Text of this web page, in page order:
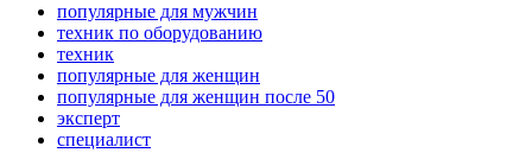
популярные для мужчин
техник по оборудованию
техник
популярные для женщин
популярные для женщин после 50
эксперт
специалист